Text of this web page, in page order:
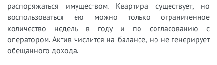
распоряжаться имуществом. Квартира существует, но
воспользоваться ею можно только ограниченное
количество недель в году и по согласованию с
оператором. Актив числится на балансе, но не генерирует
обещанного дохода.